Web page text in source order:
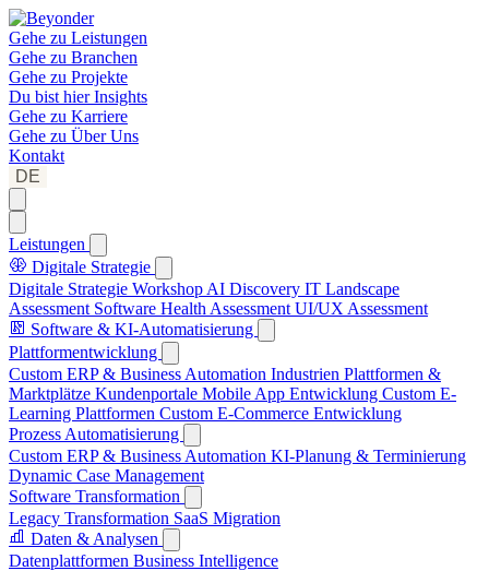
Gehe zu Leistungen
Gehe zu Branchen
Gehe zu Projekte
Du bist hierInsights
Gehe zu Karriere
Gehe zu Über Uns
Kontakt
DE
Leistungen
Digitale Strategie
Digitale Strategie Workshop AI Discovery IT Landscape
Assessment Software Health Assessment UI/UX Assessment
Software & KI-Automatisierung
Plattformentwicklung
Custom ERP & Business Automation Industrien Plattformen &
Marktplätze Kundenportale Mobile App Entwicklung Custom E-
Learning Plattformen Custom E-Commerce Entwicklung
Prozess Automatisierung
Custom ERP & Business Automation KI-Planung & Terminierung
Dynamic Case Management
Software Transformation
Legacy Transformation SaaS Migration
Daten & Analysen
Datenplattformen Business Intelligence